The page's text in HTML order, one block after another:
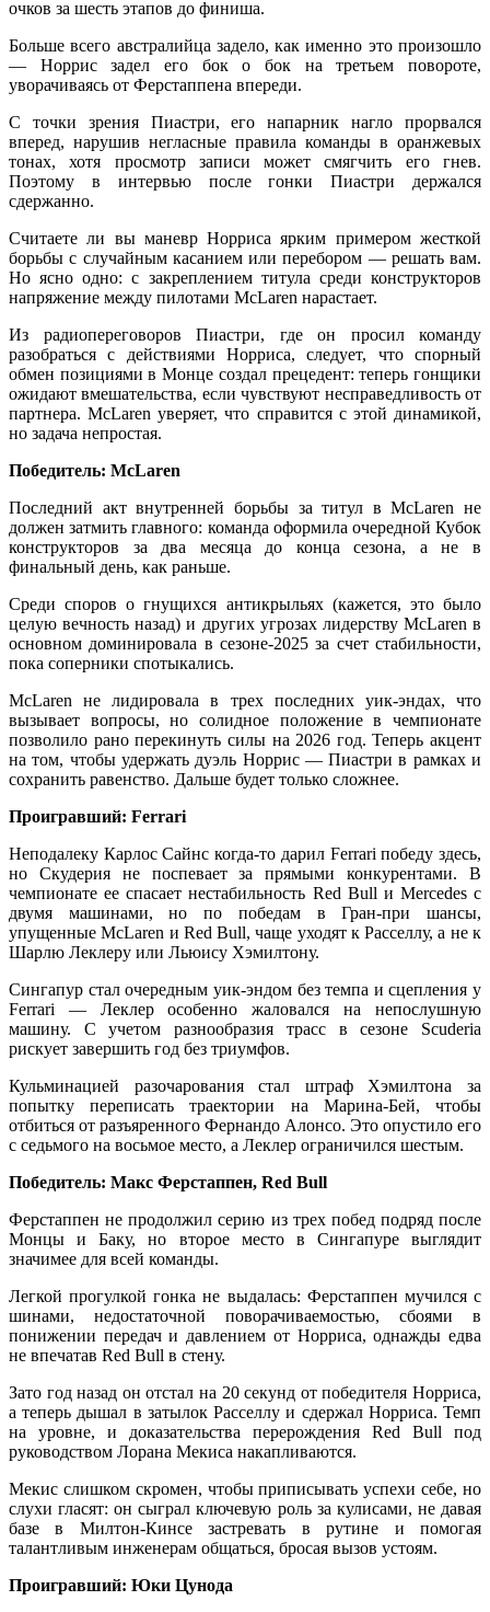
очков за шесть этапов до финиша.
Больше всего австралийца задело, как именно это произошло
— Норрис задел его бок о бок на третьем повороте,
уворачиваясь от Ферстаппена впереди.
С точки зрения Пиастри, его напарник нагло прорвался
вперед, нарушив негласные правила команды в оранжевых
тонах, хотя просмотр записи может смягчить его гнев.
Поэтому в интервью после гонки Пиастри держался
сдержанно.
Считаете ли вы маневр Норриса ярким примером жесткой
борьбы с случайным касанием или перебором — решать вам.
Но ясно одно: с закреплением титула среди конструкторов
напряжение между пилотами McLaren нарастает.
Из радиопереговоров Пиастри, где он просил команду
разобраться с действиями Норриса, следует, что спорный
обмен позициями в Монце создал прецедент: теперь гонщики
ожидают вмешательства, если чувствуют несправедливость от
партнера. McLaren уверяет, что справится с этой динамикой,
но задача непростая.
Победитель: McLaren
Последний акт внутренней борьбы за титул в McLaren не
должен затмить главного: команда оформила очередной Кубок
конструкторов за два месяца до конца сезона, а не в
финальный день, как раньше.
Среди споров о гнущихся антикрыльях (кажется, это было
целую вечность назад) и других угрозах лидерству McLaren в
основном доминировала в сезоне-2025 за счет стабильности,
пока соперники спотыкались.
McLaren не лидировала в трех последних уик-эндах, что
вызывает вопросы, но солидное положение в чемпионате
позволило рано перекинуть силы на 2026 год. Теперь акцент
на том, чтобы удержать дуэль Норрис — Пиастри в рамках и
сохранить равенство. Дальше будет только сложнее.
Проигравший: Ferrari
Неподалеку Карлос Сайнс когда-то дарил Ferrari победу здесь,
но Скудерия не поспевает за прямыми конкурентами. В
чемпионате ее спасает нестабильность Red Bull и Mercedes с
двумя машинами, но по победам в Гран-при шансы,
упущенные McLaren и Red Bull, чаще уходят к Расселлу, а не к
Шарлю Леклеру или Льюису Хэмилтону.
Сингапур стал очередным уик-эндом без темпа и сцепления у
Ferrari — Леклер особенно жаловался на непослушную
машину. С учетом разнообразия трасс в сезоне Scuderia
рискует завершить год без триумфов.
Кульминацией разочарования стал штраф Хэмилтона за
попытку переписать траектории на Марина-Бей, чтобы
отбиться от разъяренного Фернандо Алонсо. Это опустило его
с седьмого на восьмое место, а Леклер ограничился шестым.
Победитель: Макс Ферстаппен, Red Bull
Ферстаппен не продолжил серию из трех побед подряд после
Монцы и Баку, но второе место в Сингапуре выглядит
значимее для всей команды.
Легкой прогулкой гонка не выдалась: Ферстаппен мучился с
шинами, недостаточной поворачиваемостью, сбоями в
понижении передач и давлением от Норриса, однажды едва
не впечатав Red Bull в стену.
Зато год назад он отстал на 20 секунд от победителя Норриса,
а теперь дышал в затылок Расселлу и сдержал Норриса. Темп
на уровне, и доказательства перерождения Red Bull под
руководством Лорана Мекиса накапливаются.
Мекис слишком скромен, чтобы приписывать успехи себе, но
слухи гласят: он сыграл ключевую роль за кулисами, не давая
базе в Милтон-Кинсе застревать в рутине и помогая
талантливым инженерам общаться, бросая вызов устоям.
Проигравший: Юки Цунода